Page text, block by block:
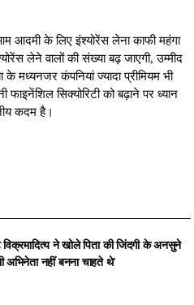
आदमी के लिए इंश्योरेंस लेना काफी महंगा
लेने वालों की संख्या बढ़ जाएगी, उम्मीद
मध्यनजर कंपनियां ज्यादा प्रीमियम भी
सिक्योरिटी को बढ़ाने पर ध्यान
कदम है।
ने खोले पिता की जिंदगी के अनसुने
अभिनेता नहीं बनना चाहते थे'